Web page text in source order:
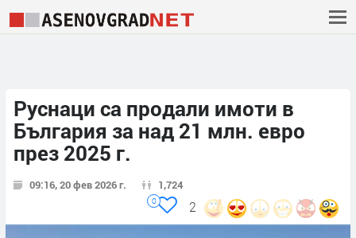
Руснаци са продали имоти в
България за над 21 млн. евро
през 2025 г.
09:16, 20 фев 2026 г. 1,724
2
0